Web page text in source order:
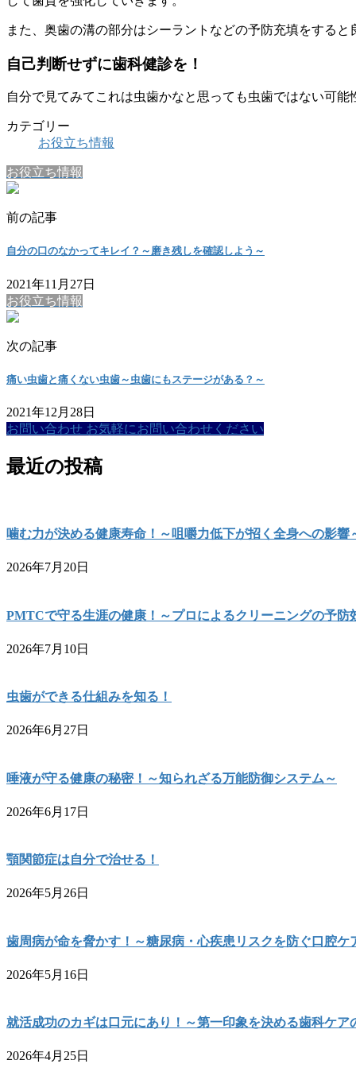
また、奥歯の溝の部分はシーラントなどの予防充填をすると
自己判断せずに歯科健診を！
自分で見てみてこれは虫歯かなと思っても虫歯ではない可
カテゴリー
お役立ち情報
お役立ち情報
前の記事
自分の口のなかってキレイ？～磨き残しを確認しよう～
2021年11月27日
お役立ち情報
次の記事
痛い虫歯と痛くない虫歯～虫歯にもステージがある？～
2021年12月28日
お問い合わせ お気軽にお問い合わせください
最近の投稿
噛む力が決める健康寿命！～咀嚼力低下が招く全身への影響
2026年7月20日
PMTCで守る生涯の健康！～プロによるクリーニングの予防
2026年7月10日
虫歯ができる仕組みを知る！
2026年6月27日
唾液が守る健康の秘密！～知られざる万能防御システム～
2026年6月17日
顎関節症は自分で治せる！
2026年5月26日
歯周病が命を脅かす！～糖尿病・心疾患リスクを防ぐ口腔ケ
2026年5月16日
就活成功のカギは口元にあり！～第一印象を決める歯科ケア
2026年4月25日